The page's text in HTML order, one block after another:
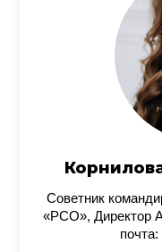
Советник
«РСО», Директор